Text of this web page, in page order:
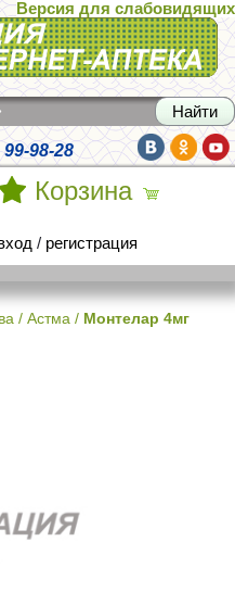
Версия для слабовидящих
98-28
Корзина
/ регистрация
/ Астма / Монтелар 4мг